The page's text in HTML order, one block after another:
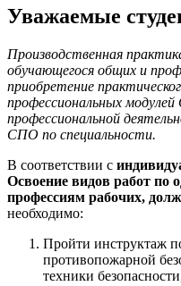
Уважаемые
Производственная
обучающегося общих и
приобретение
профессиональных
профессиональной
СПО по специальности.
В соответствии с
Освоение видов работ по
профессиям рабочих,
необходимо:
Пройти инструктаж
противопожарной
техники